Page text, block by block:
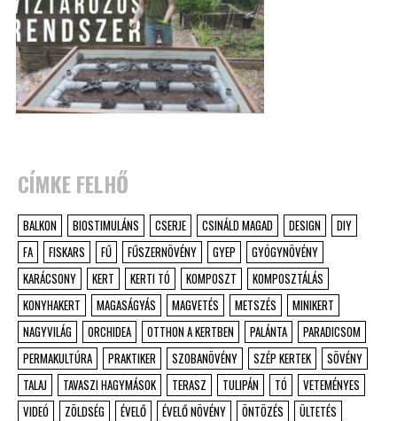
CÍMKE FELHŐ
BALKON BIOSTIMULÁNS CSERJE CSINÁLD MAGAD DESIGN
DIY
FA
FISKARS FŰ FŰSZERNÖVÉNY GYEP
GYÓGYNÖVÉNY
KARÁCSONY
KERT KERTI TÓ KOMPOSZT
KOMPOSZTÁLÁS
KONYHAKERT
MAGASÁGYÁS MAGVETÉS METSZÉS
MINIKERT
NAGYVILÁG
ORCHIDEA OTTHON A KERTBEN PALÁNTA
PARADICSOM
PERMAKULTÚRA
PRAKTIKER SZOBANÖVÉNY SZÉP KERTEK
SÖVÉNY
TALAJ
TAVASZI HAGYMÁSOK TERASZ TULIPÁN TÓ
VETEMÉNYES
VIDEÓ
ZÖLDSÉG ÉVELŐ ÉVELŐ NÖVÉNY ÖNTÖZÉS
ÜLTETÉS